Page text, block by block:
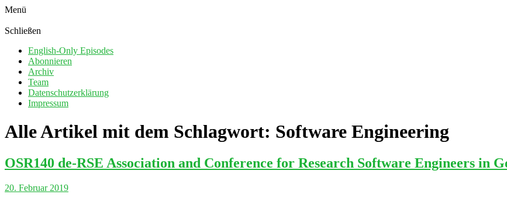
Menü
Schließen
English-Only Episodes
Abonnieren
Archiv
Team
Datenschutzerklärung
Impressum
Alle Artikel mit dem Schlagwort: Software Engineering
OSR140 de-RSE Association and Conference for Research Software Engineers in
20. Februar 2019